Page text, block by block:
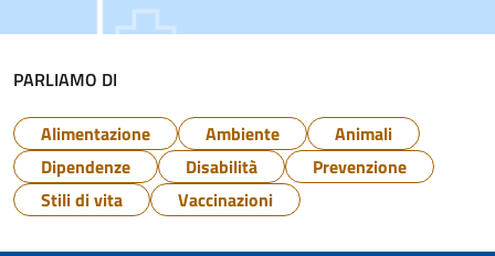
PARLIAMO DI
Alimentazione Ambiente
Animali
Dipendenze
Disabilità
Prevenzione
Stili di vita
Vaccinazioni